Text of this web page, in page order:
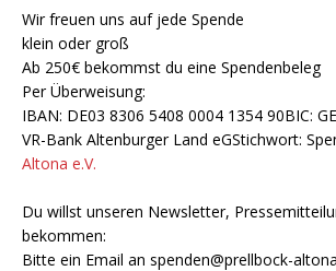
Wir freuen uns auf jede Spende
klein oder groß
Ab 250€ bekommst du eine Spendenbeleg
Per Überweisung:
IBAN: DE03 8306 5408 0004 1354 90BIC:
VR-Bank Altenburger Land eGStichwort:
Altona e.V.
Du willst unseren Newsletter,
bekommen:
Bitte ein Email an spenden@prellbock-